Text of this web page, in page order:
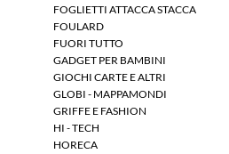
FOGLIETTI ATTACCA STACCA
FOULARD
FUORI TUTTO
GADGET PER BAMBINI
GIOCHI CARTE E ALTRI
GLOBI - MAPPAMONDI
GRIFFE E FASHION
HI - TECH
HORECA